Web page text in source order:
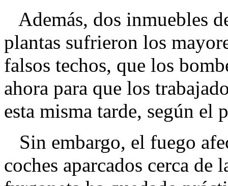
Además, dos inmuebles
plantas sufrieron los
falsos techos, que los
ahora para que los
esta misma tarde, según el
Sin embargo, el fuego
coches aparcados cerca